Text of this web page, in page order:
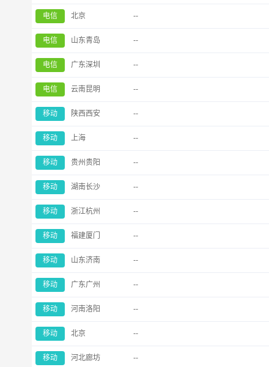
电信 北京 --
电信 山东青岛 --
电信 广东深圳 --
电信 云南昆明 --
移动 陕西西安 --
移动 上海 --
移动 贵州贵阳 --
移动 湖南长沙 --
移动 浙江杭州 --
移动 福建厦门 --
移动 山东济南 --
移动 广东广州 --
移动 河南洛阳 --
移动 北京 --
移动 河北廊坊 --